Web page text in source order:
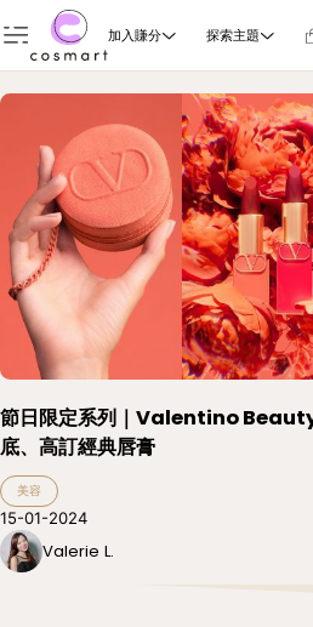
加入賺分 探索主題
節日限定系列｜Valentino
底、高訂經典唇膏
美容
15-01-2024
Valerie L.